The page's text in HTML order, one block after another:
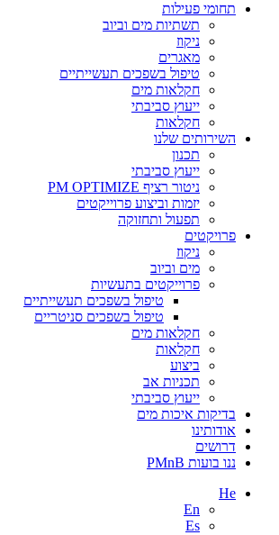
תחומי פעילות
תשתיות מים וביוב
ניקוז
מאגרים
טיפול בשפכים תעשייתיים
חקלאות מים
ייעוץ סביבתי
חקלאות
השירותים שלנו
תכנון
ייעוץ סביבתי
ניטור רציף PM OPTIMIZE
יזמות וביצוע פרוייקטים
תפעול ותחזוקה
פרויקטים
ניקוז
מים וביוב
פרוייקטים בתעשיות
טיפול בשפכים תעשייתיים
טיפול בשפכים סניטריים
חקלאות מים
חקלאות
ביצוע
תכניות אב
ייעוץ סביבתי
בדיקות איכות מים
אודותינו
דרושים
ננו בועות PMnB
He
En
Es